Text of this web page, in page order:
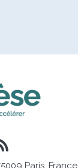
Paris, France